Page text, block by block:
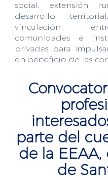
social, extensión
desarrollo
vinculación
comunidades e
privadas para
en beneficio de las
parte del
de la
de